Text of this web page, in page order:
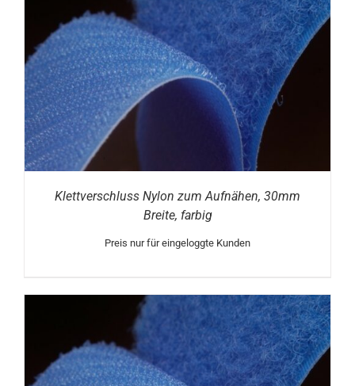
Klettverschluss Nylon zum Aufnähen, 30mm
Breite, farbig
Preis nur für eingeloggte Kunden